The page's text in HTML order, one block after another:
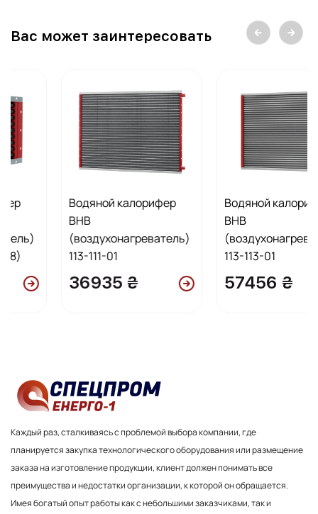
Вас может заинтересовать
Водяной калорифер
(воздухонагреватель)
113-111-01
36935 ₴
Водяной калорифер
(воздухонагреватель)
113-113-01
57456 ₴
Каждый раз, сталкиваясь с проблемой выбора компании, где
планируется закупка технологического оборудования или размещение
заказа на изготовление продукции, клиент должен понимать все
преимущества и недостатки организации, к которой он обращается.
Имея богатый опыт работы как с небольшими заказчиками, так и